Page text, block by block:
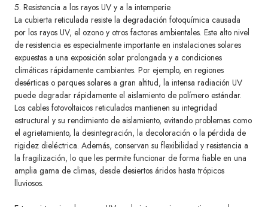
5. Resistencia a los rayos UV y a la intemperie
La cubierta reticulada resiste la degradación fotoquímica causada
por los rayos UV, el ozono y otros factores ambientales. Este alto nivel
de resistencia es especialmente importante en instalaciones solares
expuestas a una exposición solar prolongada y a condiciones
climáticas rápidamente cambiantes. Por ejemplo, en regiones
desérticas o parques solares a gran altitud, la intensa radiación UV
puede degradar rápidamente el aislamiento de polímero estándar.
Los cables fotovoltaicos reticulados mantienen su integridad
estructural y su rendimiento de aislamiento, evitando problemas como
el agrietamiento, la desintegración, la decoloración o la pérdida de
rigidez dieléctrica. Además, conservan su flexibilidad y resistencia a
la fragilización, lo que les permite funcionar de forma fiable en una
amplia gama de climas, desde desiertos áridos hasta trópicos
lluviosos.